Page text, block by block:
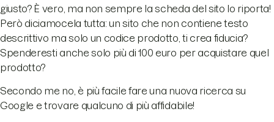
giusto? È vero, ma non sempre la scheda del sito lo riporta!
Però diciamocela tutta: un sito che non contiene testo
descrittivo ma solo un codice prodotto, ti crea fiducia?
Spenderesti anche solo più di 100 euro per acquistare quel
prodotto?
Secondo me no, è più facile fare una nuova ricerca su
Google e trovare qualcuno di più affidabile!